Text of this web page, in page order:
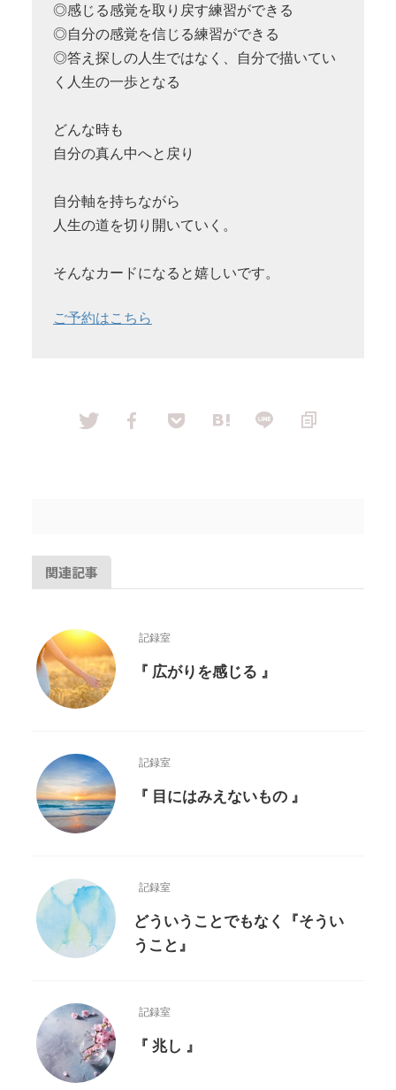
◎感じる感覚を取り戻す練習ができる
◎自分の感覚を信じる練習ができる
◎答え探しの人生ではなく、自分で描いてい
く人生の一歩となる
どんな時も
自分の真ん中へと戻り
自分軸を持ちながら
人生の道を切り開いていく。
そんなカードになると嬉しいです。
ご予約はこちら
関連記事
記録室
『 広がりを感じる 』
記録室
『 目にはみえないもの 』
記録室
どういうことでもなく『そうい
うこと』
記録室
『 兆し 』